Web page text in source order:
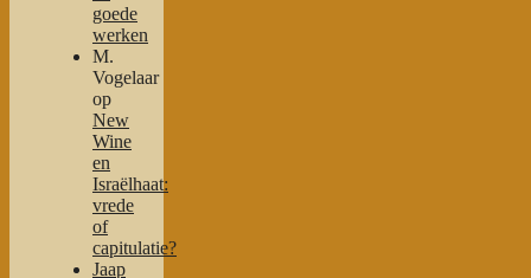
goede
werken
M.
Vogelaar
op
New
Wine
en
Israëlhaat:
vrede
of
capitulatie?
Jaap